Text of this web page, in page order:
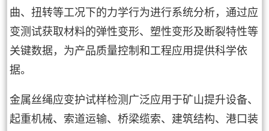
曲、扭转等工况下的力学行为进行系统分析，通过应
变测试获取材料的弹性变形、塑性变形及断裂特性等
关键数据，为产品质量控制和工程应用提供科学依
据。
金属丝绳应变护试样检测广泛应用于矿山提升设备、
起重机械、索道运输、桥梁缆索、建筑结构、港口装